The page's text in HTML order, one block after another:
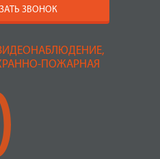
ПОЖАРНАЯ
ЗВОНОК